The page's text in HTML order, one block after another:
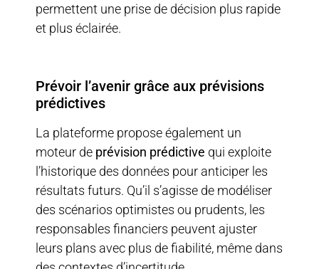
permettent une prise de décision plus rapide
et plus éclairée.
Prévoir l’avenir grâce aux prévisions
prédictives
La plateforme propose également un
moteur de prévision prédictive qui exploite
l’historique des données pour anticiper les
résultats futurs. Qu’il s’agisse de modéliser
des scénarios optimistes ou prudents, les
responsables financiers peuvent ajuster
leurs plans avec plus de fiabilité, même dans